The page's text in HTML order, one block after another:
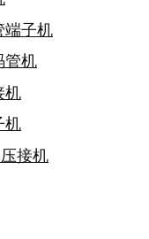
端子机
管机
机
机
接机